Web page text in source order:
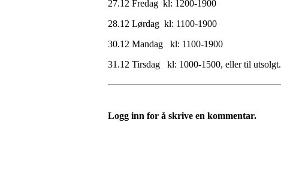
27.12 Fredag kl: 1200-1900
28.12 Lørdag kl: 1100-1900
30.12 Mandag kl: 1100-1900
31.12 Tirsdag kl: 1000-1500, eller til utsolgt.
Logg inn for å skrive en kommentar.